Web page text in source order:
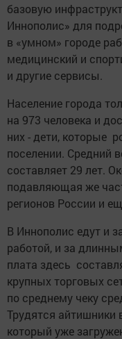
базовую
Иннополис» для
в «умном» городе
медицинский и
и другие сервисы.
Население города
на 973 человека и
них - дети, которые
поселении. Средний
составляет 29 лет.
подавляющая же
регионов России и
В Иннополис едут и
работой, и за
плата здесь
крупных торговых
по среднему чеку
Трудятся айтишники
который уже